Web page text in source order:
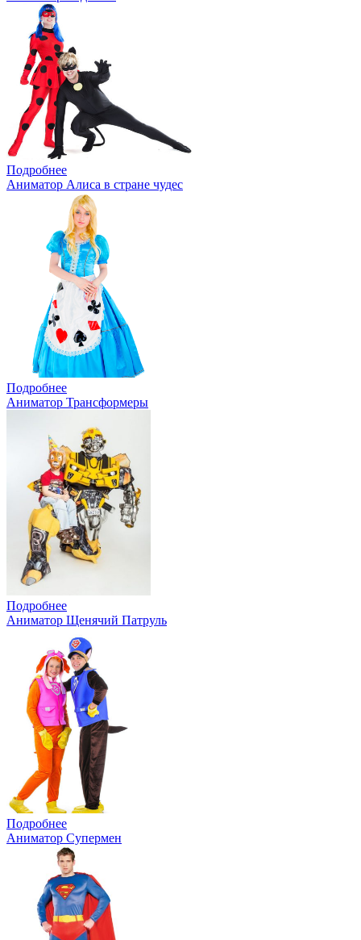
Подробнее
Аниматор Алиса в стране чудес
Подробнее
Аниматор Трансформеры
Подробнее
Аниматор Щенячий Патруль
Подробнее
Аниматор Супермен